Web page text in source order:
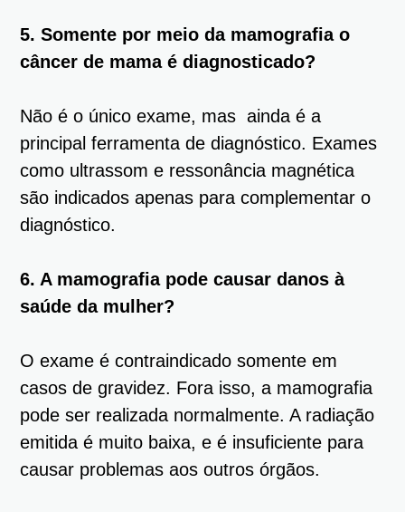
5. Somente por meio da mamografia o
câncer de mama é diagnosticado?
Não é o único exame, mas ainda é a
principal ferramenta de diagnóstico. Exames
como ultrassom e ressonância magnética
são indicados apenas para complementar o
diagnóstico.
6. A mamografia pode causar danos à
saúde da mulher?
O exame é contraindicado somente em
casos de gravidez. Fora isso, a mamografia
pode ser realizada normalmente. A radiação
emitida é muito baixa, e é insuficiente para
causar problemas aos outros órgãos.